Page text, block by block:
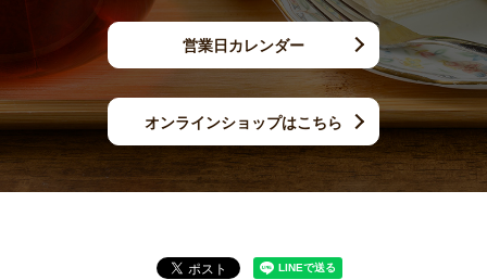
営業日カレンダー
オンラインショップはこちら